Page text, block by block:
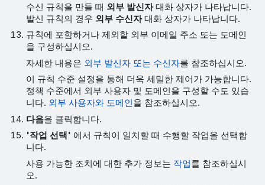
수신 규칙을 만들 때 외부 발신자대화 상자가 나타납니다.
발신 규칙의 경우 외부 수신자대화 상자가 나타납니다.
규칙에 포함하거나 제외할 외부 이메일 주소 또는 도메인
을 구성하십시오.
자세한 내용은 외부 발신자 또는 수신자를 참조하십시오.
이 규칙 수준 설정을 통해 더욱 세밀한 제어가 가능합니다.
정책 수준에서 외부 사용자 및 도메인을 구성할 수도 있습
니다. 외부 사용자와 도메인을 참조하십시오.
다음을 클릭합니다.
'작업 선택' 에서 규칙이 일치할 때 수행할 작업을 선택합
니다.
사용 가능한 조치에 대한 추가 정보는 작업를 참조하십시
오.